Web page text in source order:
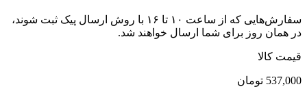
سفارش‌هایی که از ساعت ۱۰ تا ۱۶ با روش ارسال پیک ثبت شوند،
در همان روز برای شما ارسال خواهند شد.
قیمت کالا
537,000 تومان